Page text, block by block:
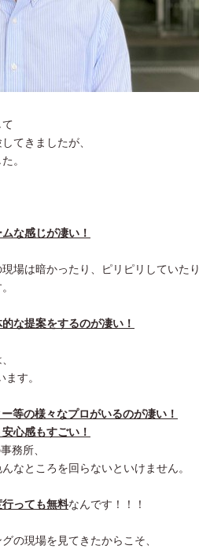
てきましたが、
。
な感じが凄い！
場は暗かったり、ピリピリしていたり
な提案をするのが凄い！
す。
等の様々なプロがいるのが凄い！
心感もすごい！
務所、
なところを回らないといけません。
行っても無料なんです！！！
の現場を見てきたからこそ、